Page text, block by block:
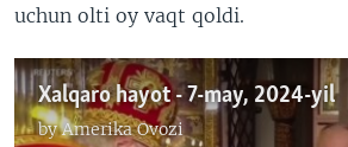
uchun olti oy vaqt qoldi.
Xalqaro hayot - 7-may, 2024-yil
byAmerika Ovozi